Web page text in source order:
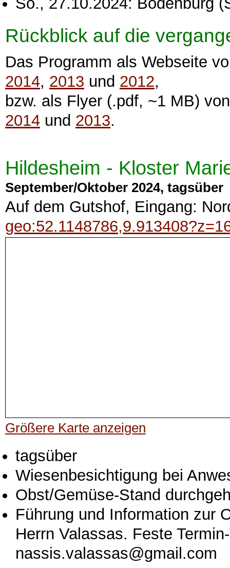
Rückblick auf die
Das Programm als Webseite
2014, 2013 und 2012,
bzw. als Flyer (.pdf, ~1 MB)
2014 und 2013.
Hildesheim - Kloster
September/Oktober 2024, tagsüber
Auf dem Gutshof, Eingang:
Größere Karte anzeigen
tagsüber
Wiesenbesichtigung bei
Obst/Gemüse-Stand
Führung und Information zur
Herrn Valassas. Feste
nassis.valassas@gmail.com